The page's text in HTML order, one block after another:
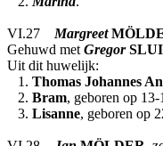
VI.27 Margreet
Gehuwd met Gregor
Uit dit huwelijk:
1. Thomas Johannes
2. Bram, geboren op
3. Lisanne, geboren op